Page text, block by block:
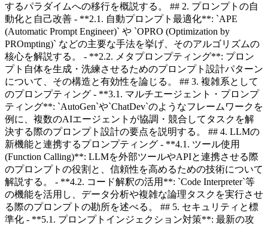
するパラダイムへの移行を概説する。 ## 2. プロンプトの自
動化と自己改善 - **2.1. 自動プロンプト最適化**: `APE
(Automatic Prompt Engineer)` や `OPRO (Optimization by
PROmpting)` などの主要な手法を挙げ、そのアルゴリズムの
核心を解説する。 - **2.2. メタプロンプティング**: プロン
プト自体を生成・洗練させるためのプロンプト設計パターン
について、その構造と有効性を論じる。 ## 3. 複雑系として
のプロンプティング - **3.1. マルチエージェント・プロンプ
ティング**: `AutoGen`や`ChatDev`のようなフレームワークを
例に、複数のAIエージェントが協調・競合してタスクを解
決する際のプロンプト設計の要点を説明する。 ## 4. LLMの
新機能と連携するプロンプティング - **4.1. ツール使用
(Function Calling)**: LLMを外部ツールやAPIと連携させる際
のプロンプトの役割と、信頼性を高めるための技術について
解説する。 - **4.2. コード解釈の活用**: `Code Interpreter`等
の機能を活用し、データ分析や複雑な論理タスクを実行させ
る際のプロンプトの勘所を述べる。 ## 5. セキュリティと標
準化 - **5.1. プロンプトインジェクション対策**: 最新の攻